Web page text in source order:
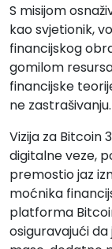
S misijom
kao svjetionik,
financijskog
gomilom
financijske
ne zastrašivanju.
Vizija za Bitcoin
digitalne veze,
premostio jaz
moćnika
platforma
osiguravajući